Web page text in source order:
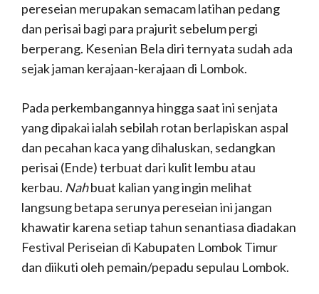
pereseian merupakan semacam latihan pedang
dan perisai bagi para prajurit sebelum pergi
berperang. Kesenian Bela diri ternyata sudah ada
sejak jaman kerajaan-kerajaan di Lombok.
Pada perkembangannya hingga saat ini senjata
yang dipakai ialah sebilah rotan berlapiskan aspal
dan pecahan kaca yang dihaluskan, sedangkan
perisai (Ende) terbuat dari kulit lembu atau
kerbau. Nahbuat kalian yang ingin melihat
langsung betapa serunya pereseian ini jangan
khawatir karena setiap tahun senantiasa diadakan
Festival Periseian di Kabupaten Lombok Timur
dan diikuti oleh pemain/pepadu sepulau Lombok.